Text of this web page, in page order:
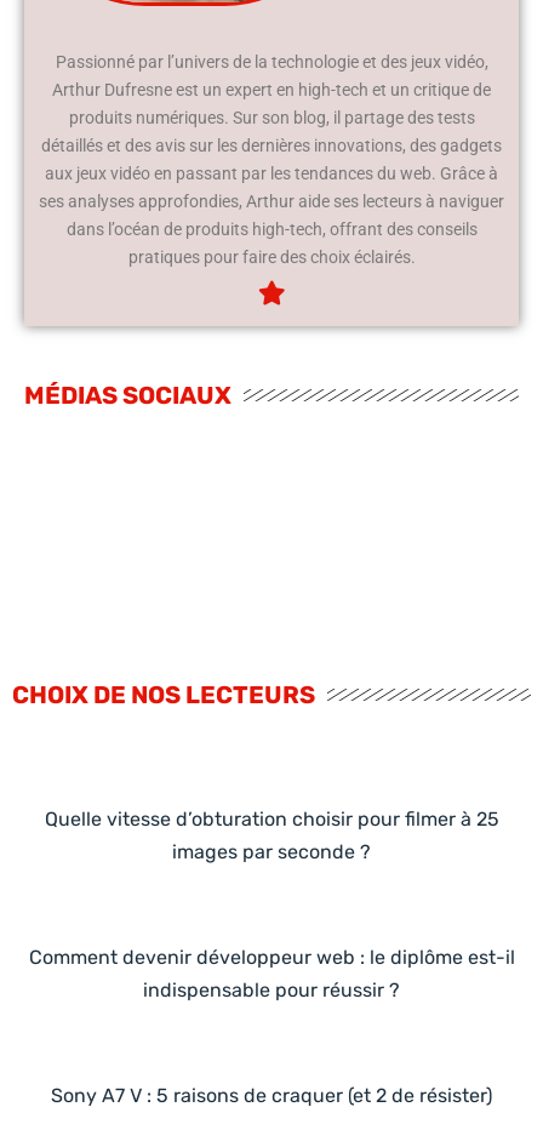
Passionné par l’univers de la technologie et des jeux vidéo,
Arthur Dufresne est un expert en high-tech et un critique de
produits numériques. Sur son blog, il partage des tests
détaillés et des avis sur les dernières innovations, des gadgets
aux jeux vidéo en passant par les tendances du web. Grâce à
ses analyses approfondies, Arthur aide ses lecteurs à naviguer
dans l’océan de produits high-tech, offrant des conseils
pratiques pour faire des choix éclairés.
MÉDIAS SOCIAUX
CHOIX DE NOS LECTEURS
Quelle vitesse d’obturation choisir pour filmer à 25
images par seconde ?
Comment devenir développeur web : le diplôme est-il
indispensable pour réussir ?
Sony A7 V : 5 raisons de craquer (et 2 de résister)